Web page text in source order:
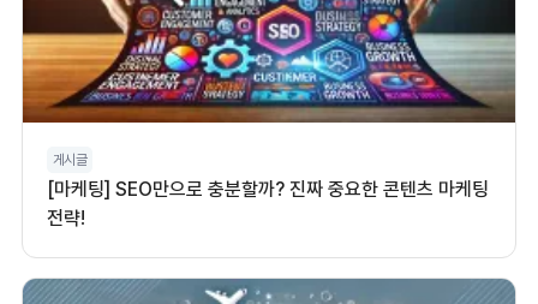
게시글
[마케팅] SEO만으로 충분할까? 진짜 중요한 콘텐츠 마케팅
전략!